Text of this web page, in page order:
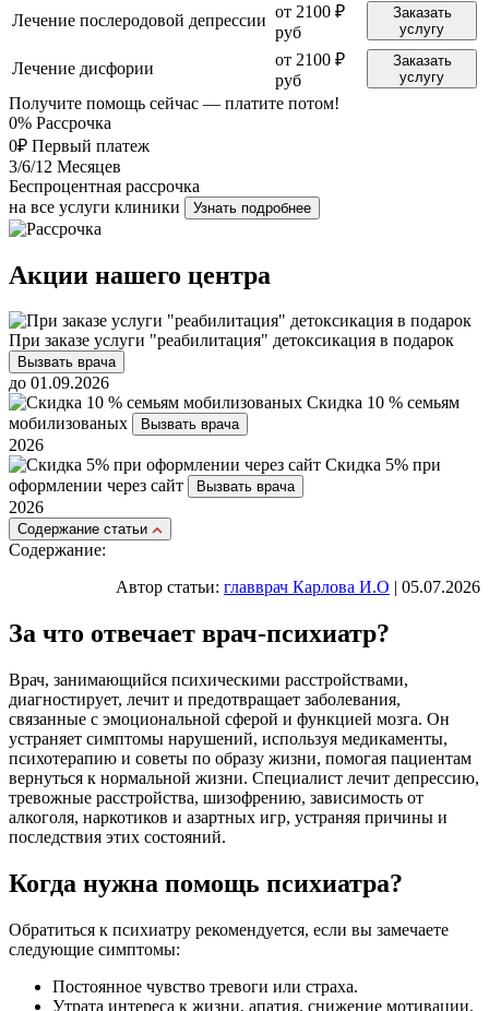
Лечение послеродовой депрессии от 2100 ₽
руб
Заказать
услугу
Лечение дисфории
от 2100 ₽
руб
Заказать
услугу
Получите помощь сейчас — платите потом!
0% Рассрочка
0₽ Первый платеж
3/6/12 Месяцев
Беспроцентная рассрочка
на все услуги клиники
Узнать подробнее
Акции нашего центра
При заказе услуги "реабилитация" детоксикация в подарок
Вызвать врача
до 01.09.2026
Скидка 10 % семьям
мобилизованых
Вызвать врача
2026
Скидка 5% при
оформлении через сайт
Вызвать врача
2026
Cодержание статьи
Содержание:
Автор статьи: главврач Карлова И.О | 05.07.2026
За что отвечает врач-психиатр?
Врач, занимающийся психическими расстройствами,
диагностирует, лечит и предотвращает заболевания,
связанные с эмоциональной сферой и функцией мозга. Он
устраняет симптомы нарушений, используя медикаменты,
психотерапию и советы по образу жизни, помогая пациентам
вернуться к нормальной жизни. Специалист лечит депрессию,
тревожные расстройства, шизофрению, зависимость от
алкоголя, наркотиков и азартных игр, устраняя причины и
последствия этих состояний.
Когда нужна помощь психиатра?
Обратиться к психиатру рекомендуется, если вы замечаете
следующие симптомы:
Постоянное чувство тревоги или страха.
Утрата интереса к жизни, апатия, снижение мотивации.